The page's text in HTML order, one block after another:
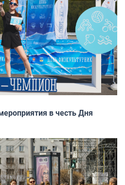
в честь Дня